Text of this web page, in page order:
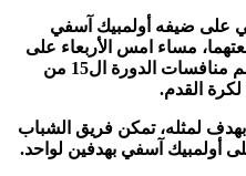
على ضيفه أولمبيك آسفي
مساء امس الأربعاء على
أرضية الملعب البلدي لبرشيد، برسم منافسات الدورة ال15 من
لكرة القدم.
بهدف لمثله، تمكن فريق الشباب
أولمبيك آسفي بهدفين لواحد.